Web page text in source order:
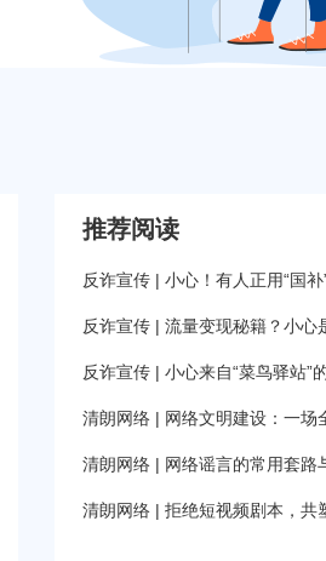
推荐阅读
反诈宣传 | 小心！有人正用“国补
反诈宣传 | 流量变现秘籍？小心
反诈宣传 | 小心来自“菜鸟驿站”
清朗网络 | 网络文明建设：一场
清朗网络 | 网络谣言的常用套路
清朗网络 | 拒绝短视频剧本，共